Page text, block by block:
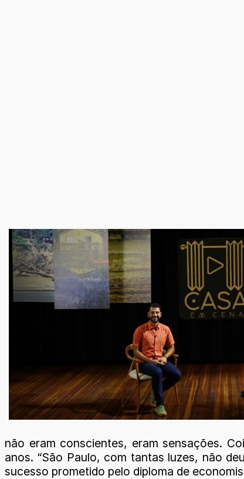
não eram conscientes, eram sensações.
anos. “São Paulo, com tantas luzes, não
sucesso prometido pelo diploma de